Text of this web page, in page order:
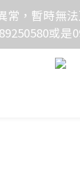
單享優惠！歡
專案報
常，暫時無
或是
單享優惠！歡